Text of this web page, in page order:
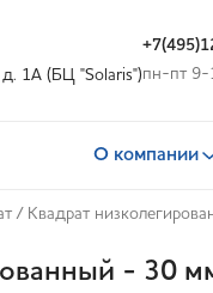
д. 1А (БЦ "Solaris")пн-пт 9-
О компании
/ Квадрат
- 30